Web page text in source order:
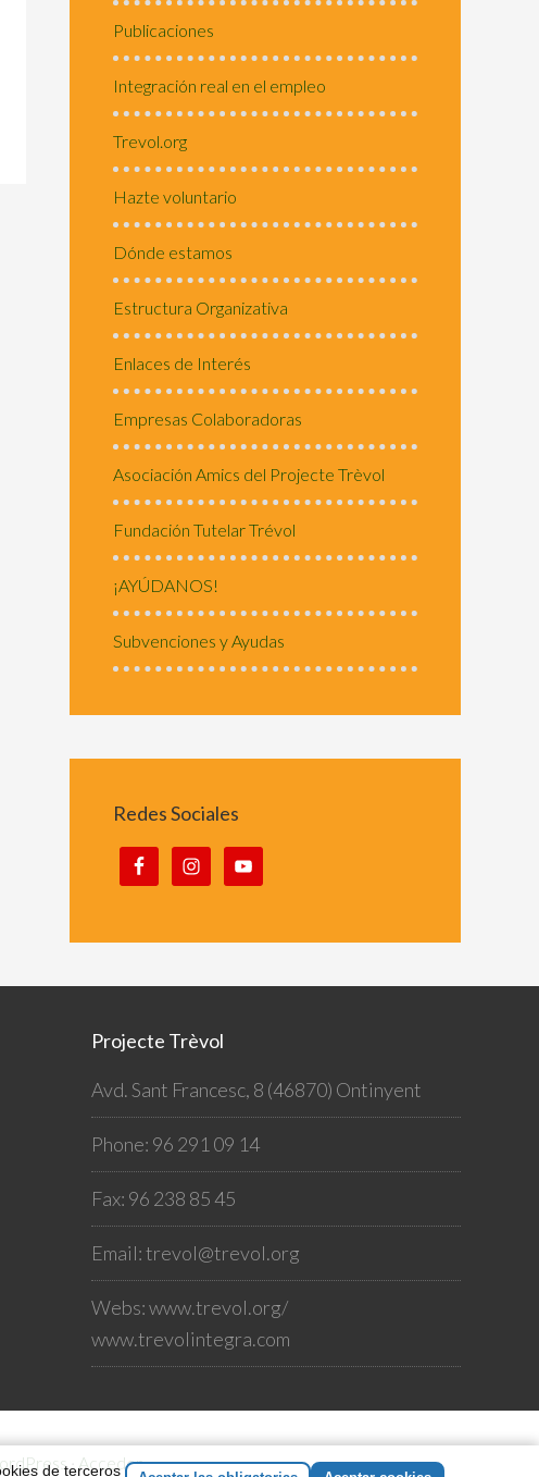
Publicaciones
Integración real en el empleo
Trevol.org
Hazte voluntario
Dónde estamos
Estructura Organizativa
Enlaces de Interés
Empresas Colaboradoras
Asociación Amics del Projecte Trèvol
Fundación Tutelar Trévol
¡AYÚDANOS!
Subvenciones y Ayudas
Redes Sociales
Projecte Trèvol
Avd. Sant Francesc, 8 (46870) Ontinyent
Phone: 96 291 09 14
Fax: 96 238 85 45
Email:trevol@trevol.org
Webs:www.trevol.org/
www.trevolintegra.com
· Acceder
de terceros